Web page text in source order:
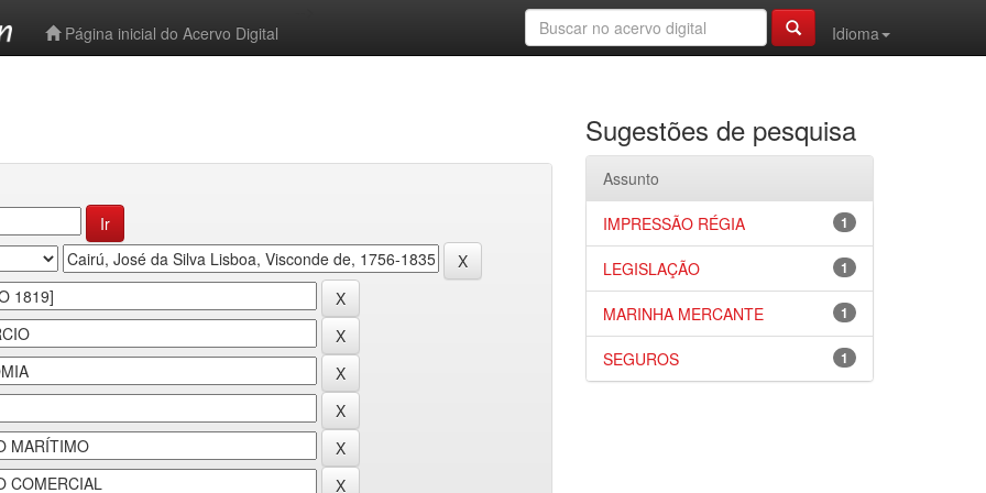
Página inicial do Acervo Digital
Idioma
Sugestões de pesquisa
Assunto
1
IMPRESSÃO RÉGIA
1
LEGISLAÇÃO
1
MARINHA MERCANTE
1
SEGUROS